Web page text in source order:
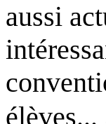
aussi
élèves...